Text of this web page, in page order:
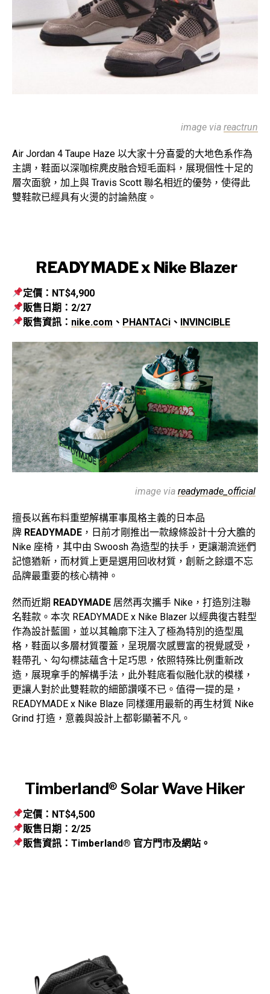
image via reactrun
Air Jordan 4 Taupe Haze 以大家十分喜愛的大地色系作為
主調，鞋面以深咖棕麂皮融合短毛面料，展現個性十足的
層次面貌，加上與 Travis Scott 聯名相近的優勢，使得此
雙鞋款已經具有火燙的討論熱度。
READYMADE x Nike Blazer
定價：NT$4,900
販售日期：2/27
販售資訊： nike.com 、 PHANTACi 、 INVINCIBLE
image via readymade_official
擅長以舊布料重塑解構軍事風格主義的日本品
牌 READYMADE ，日前才剛推出一款線條設計十分大膽的
Nike 座椅，其中由 Swoosh 為造型的扶手，更讓潮流迷們
記憶猶新，而材質上更是選用回收材質，創新之餘還不忘
品牌最重要的核心精神。
然而近期 READYMADE 居然再次攜手 Nike，打造別注聯
名鞋款。本次 READYMADE x Nike Blazer 以經典復古鞋型
作為設計藍圖，並以其輪廓下注入了極為特別的造型風
格，鞋面以多層材質覆蓋，呈現層次感豐富的視覺感受，
鞋帶孔、勾勾標誌蘊含十足巧思，依照特殊比例重新改
造，展現拿手的解構手法，此外鞋底看似融化狀的模樣，
更讓人對於此雙鞋款的細節讚嘆不已。值得一提的是，
READYMADE x Nike Blaze 同樣運用最新的再生材質 Nike
Grind 打造，意義與設計上都彰顯著不凡。
Timberland® Solar Wave Hiker
定價：NT$4,500
販售日期：2/25
販售資訊：Timberland® 官方門市及網站。